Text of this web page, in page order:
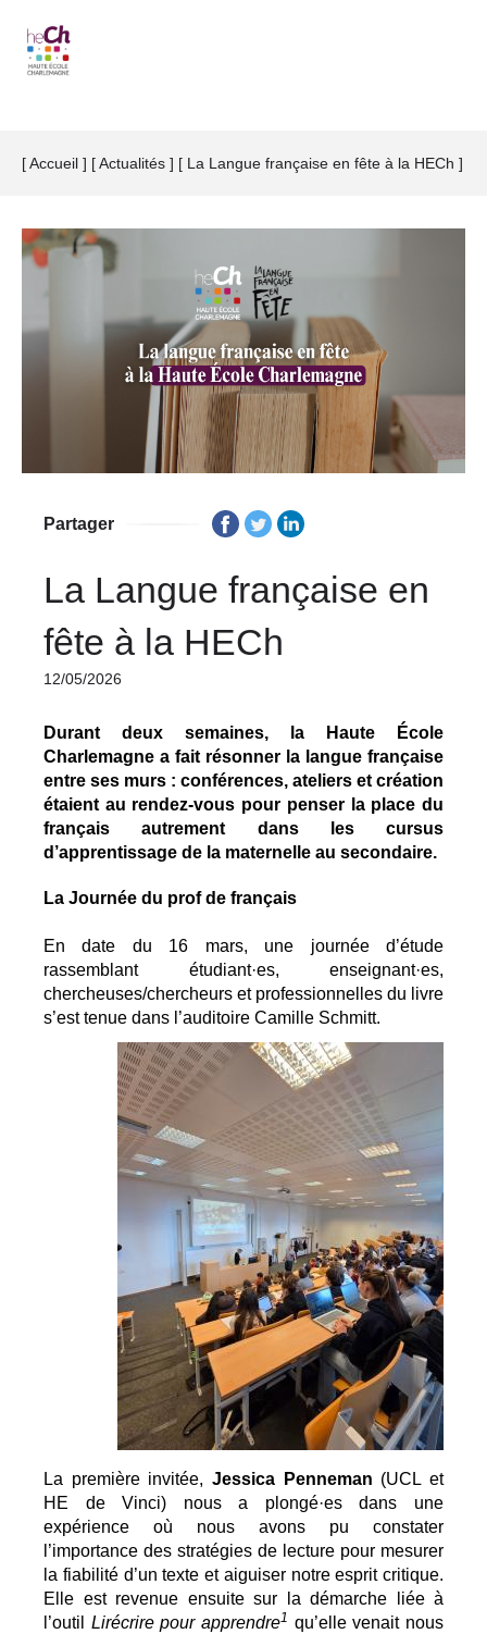
Fil
Accueil Actualités La Langue française en fête à la HECh
Partager
La Langue française en
fête à la HECh
12/05/2026
Durant deux semaines, la Haute École
Charlemagne a fait résonner la langue française
entre ses murs : conférences, ateliers et création
étaient au rendez-vous pour penser la place du
français autrement dans les cursus
d’apprentissage de la maternelle au secondaire.
La Journée du prof de français
En date du 16 mars, une journée d’étude
rassemblant étudiant·es, enseignant·es,
chercheuses/chercheurs et professionnelles du livre
s’est tenue dans l’auditoire Camille Schmitt.
La première invitée, Jessica Penneman (UCL et
HE de Vinci) nous a plongé·es dans une
expérience où nous avons pu constater
l’importance des stratégies de lecture pour mesurer
la fiabilité d’un texte et aiguiser notre esprit critique.
Elle est revenue ensuite sur la démarche liée à
l’outil Lirécrire pour apprendre1 qu’elle venait nous